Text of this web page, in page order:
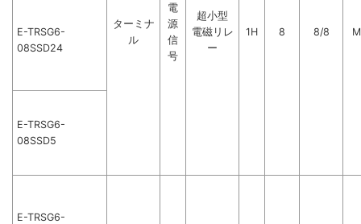
ターミナ
ル
電
源
信
号
超小型
電磁リレ
ー
1H 8 8/8
E-TRSG6-
08SSD24
E-TRSG6-
08SSD5
E-TRSG6-